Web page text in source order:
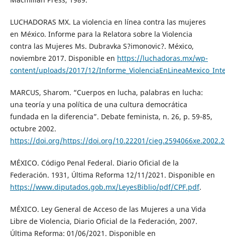
LUCHADORAS MX. La violencia en línea contra las mujeres
en México. Informe para la Relatora sobre la Violencia
contra las Mujeres Ms. Dubravka S?imonovic?. México,
noviembre 2017. Disponible en https://luchadoras.mx/wp-
content/uploads/2017/12/
MARCUS, Sharom. “Cuerpos en lucha, palabras en lucha:
una teoría y una política de una cultura democrática
fundada en la diferencia”. Debate feminista, n. 26, p. 59-85,
octubre 2002.
https://doi.org/https://doi.org/10.22201/
MÉXICO. Código Penal Federal. Diario Oficial de la
Federación. 1931, Última Reforma 12/11/2021. Disponible en
https://www.diputados.gob.mx/LeyesBiblio/pdf/CPF.pdf.
MÉXICO. Ley General de Acceso de las Mujeres a una Vida
Libre de Violencia, Diario Oficial de la Federación, 2007.
Última Reforma: 01/06/2021. Disponible en